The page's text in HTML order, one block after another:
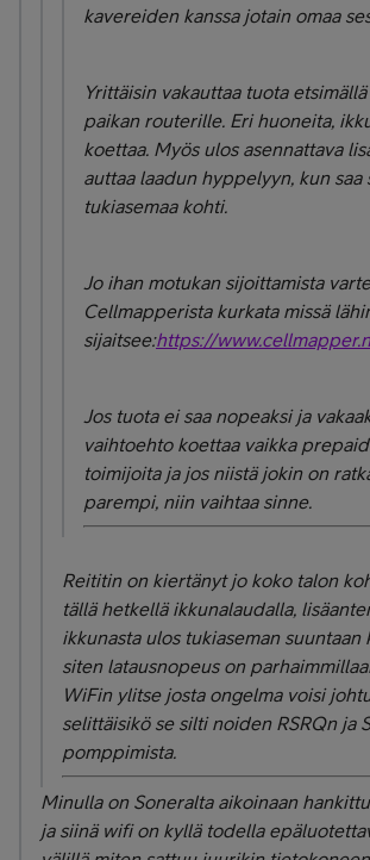
kavereiden kanssa jotain omaa
Yrittäisin vakauttaa tuota
paikan routerille. Eri huoneita,
koettaa. Myös ulos asennattava
auttaa laadun hyppelyyn, kun saa
tukiasemaa kohti.
Jo ihan motukan sijoittamista
Cellmapperista kurkata missä
sijaitsee:https://
Jos tuota ei saa nopeaksi ja
vaihtoehto koettaa vaikka
toimijoita ja jos niistä jokin on
parempi, niin vaihtaa sinne.
Reititin on kiertänyt jo koko talon
tällä hetkellä ikkunalaudalla,
ikkunasta ulos tukiaseman suuntaan
siten latausnopeus on
WiFin ylitse josta ongelma voisi
selittäisikö se silti noiden RSRQn ja
pomppimista.
Minulla on Soneralta aikoinaan
ja siinä wifi on kyllä todella